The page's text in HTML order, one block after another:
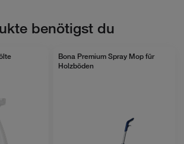
benötigst du
Bona Premium Spray Mop für
Holzböden